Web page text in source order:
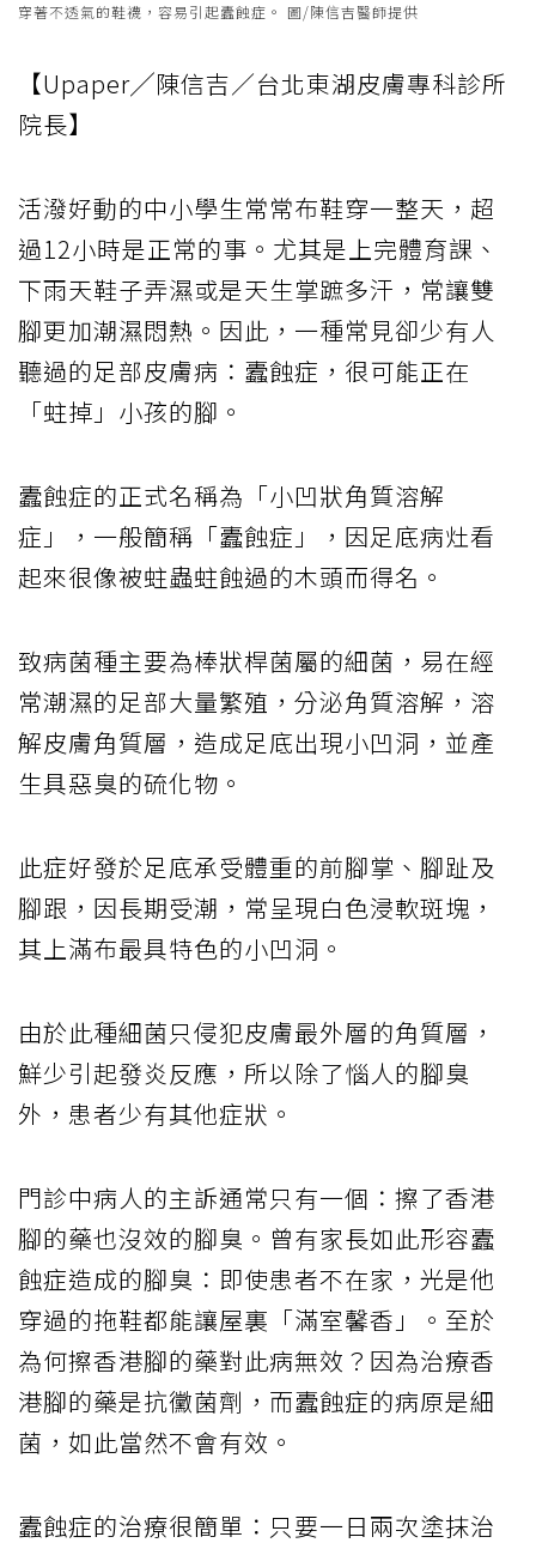
穿著不透氣的鞋襪，容易引起蠹蝕症。 圖/陳信吉醫師提供
【Upaper╱陳信吉／台北東湖皮膚專科診所
院長】
活潑好動的中小學生常常布鞋穿一整天，超
過12小時是正常的事。尤其是上完體育課、
下雨天鞋子弄濕或是天生掌蹠多汗，常讓雙
腳更加潮濕悶熱。因此，一種常見卻少有人
聽過的足部皮膚病：蠹蝕症，很可能正在
「蛀掉」小孩的腳。
蠹蝕症的正式名稱為「小凹狀角質溶解
症」，一般簡稱「蠹蝕症」，因足底病灶看
起來很像被蛀蟲蛀蝕過的木頭而得名。
致病菌種主要為棒狀桿菌屬的細菌，易在經
常潮濕的足部大量繁殖，分泌角質溶解，溶
解皮膚角質層，造成足底出現小凹洞，並產
生具惡臭的硫化物。
此症好發於足底承受體重的前腳掌、腳趾及
腳跟，因長期受潮，常呈現白色浸軟斑塊，
其上滿布最具特色的小凹洞。
由於此種細菌只侵犯皮膚最外層的角質層，
鮮少引起發炎反應，所以除了惱人的腳臭
外，患者少有其他症狀。
門診中病人的主訴通常只有一個：擦了香港
腳的藥也沒效的腳臭。曾有家長如此形容蠹
蝕症造成的腳臭：即使患者不在家，光是他
穿過的拖鞋都能讓屋裏「滿室馨香」。至於
為何擦香港腳的藥對此病無效？因為治療香
港腳的藥是抗黴菌劑，而蠹蝕症的病原是細
菌，如此當然不會有效。
蠹蝕症的治療很簡單：只要一日兩次塗抹治